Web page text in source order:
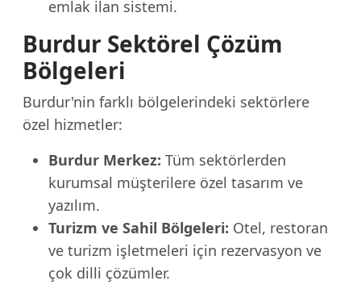
emlak ilan sistemi.
Burdur Sektörel Çözüm
Bölgeleri
Burdur'nin farklı bölgelerindeki sektörlere
özel hizmetler:
Burdur Merkez: Tüm sektörlerden
kurumsal müşterilere özel tasarım ve
yazılım.
Turizm ve Sahil Bölgeleri: Otel, restoran
ve turizm işletmeleri için rezervasyon ve
çok dilli çözümler.